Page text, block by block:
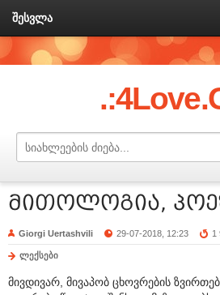
შესვლა
მითოლოგია,
Giorgi Uertashvili 29-07-2018, 12:23 1
ლექსები
მივდივარ, მივაპობ ცხოვრების